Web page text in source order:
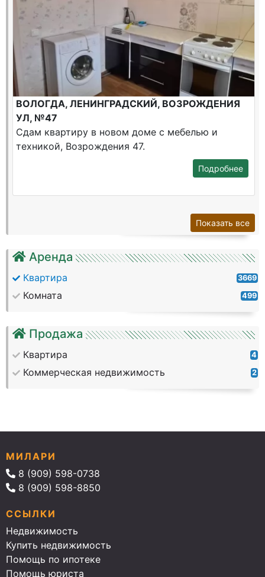
Аренда
Квартира 3669
Комната 499
Продажа
Квартира 4
Коммерческая недвижимость 2
ВОЛОГДА, ЛЕНИНГРАДСКИЙ, ВОЗРОЖДЕНИЯ
УЛ, №47
Сдам квартиру в новом доме с мебелью и
техникой, Возрождения 47.
Подробнее
Показать все
МИЛАРИ
8 (909) 598-0738
8 (909) 598-8850
ССЫЛКИ
Недвижимость
Купить недвижимость
Помощь по ипотеке
Помощь юриста